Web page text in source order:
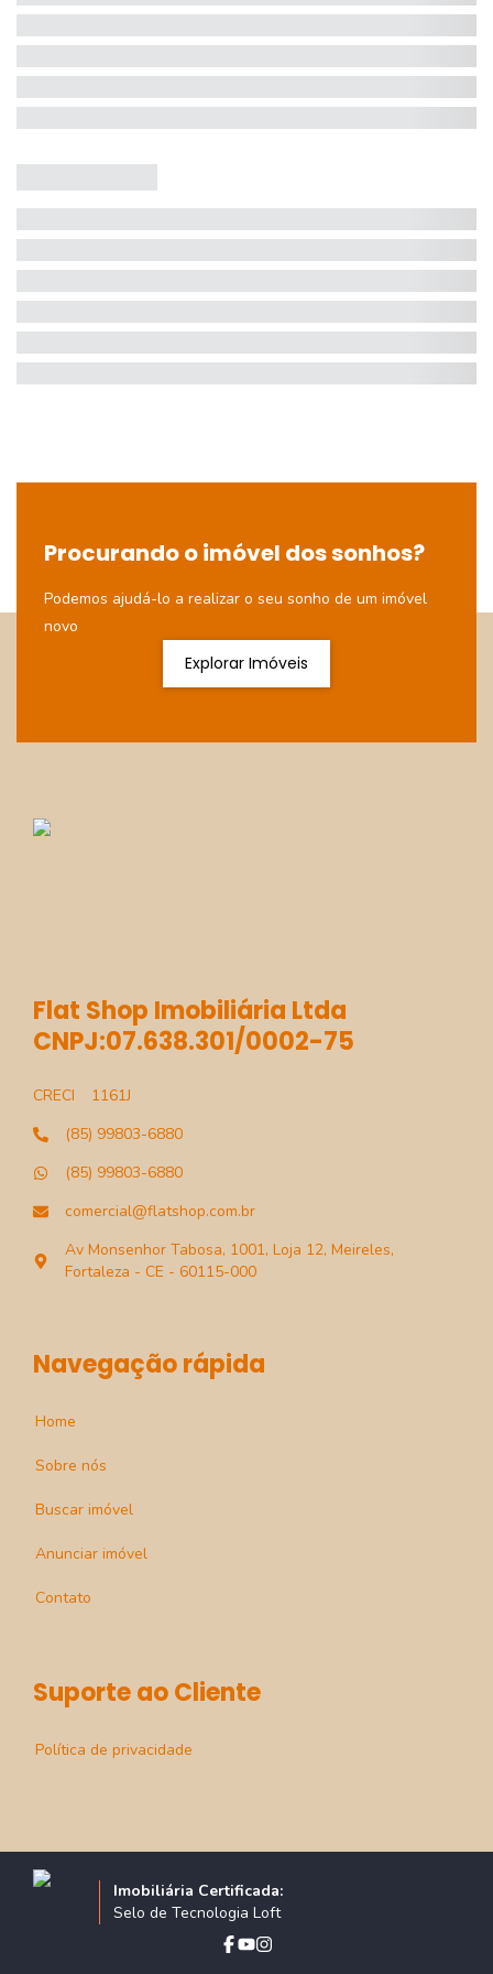
Procurando o imóvel dos sonhos?
Podemos ajudá-lo a realizar o seu sonho de um imóvel
novo
Explorar Imóveis
Flat Shop Imobiliária Ltda
CNPJ:07.638.301/0002-75
CRECI
1161J
(85) 99803-6880
(85) 99803-6880
comercial@flatshop.com.br
Av Monsenhor Tabosa, 1001, Loja 12, Meireles,
Fortaleza - CE - 60115-000
Navegação rápida
Home
Sobre nós
Buscar imóvel
Anunciar imóvel
Contato
Suporte ao Cliente
Política de privacidade
Imobiliária Certificada:
Selo de Tecnologia Loft